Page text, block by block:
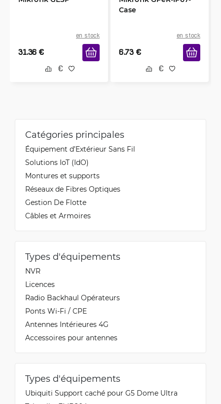
en stock
31.36 €
Case
en stock
6.73 €
Catégories principales
Équipement d’Extérieur Sans Fil
Solutions IoT (IdO)
Montures et supports
Réseaux de Fibres Optiques
Gestion De Flotte
Câbles et Armoires
Types d'équipements
NVR
Licences
Radio Backhaul Opérateurs
Ponts Wi-Fi / CPE
Antennes Intérieures 4G
Accessoires pour antennes
Types d'équipements
Ubiquiti Support caché pour G5 Dome Ultra